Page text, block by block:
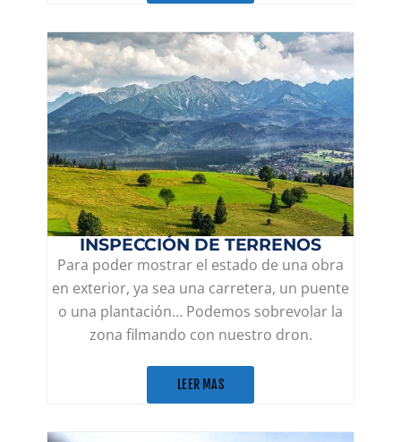
INSPECCIÓN DE TERRENOS
Para poder mostrar el estado de una obra
en exterior, ya sea una carretera, un puente
o una plantación… Podemos sobrevolar la
zona filmando con nuestro dron.
LEER MAS